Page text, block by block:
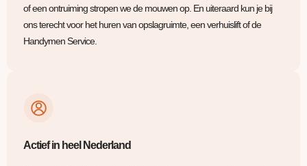
of een ontruiming stropen we de mouwen op. En uiteraard kun je bij
ons terecht voor het huren van opslagruimte, een verhuislift of de
Handymen Service.
Actief in heel Nederland